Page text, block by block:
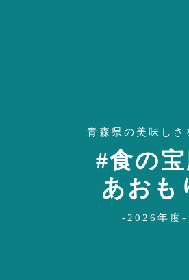
青森県の美味しさ
#食の
あおも
-2026年度-